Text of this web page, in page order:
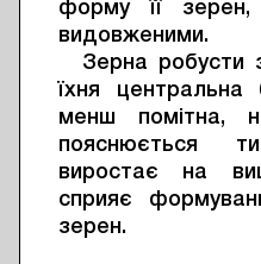
форму її зерен,
видовженими.
Зерна робусти
їхня
менш помітна,
пояснюється
виростає на
сприяє
зерен.